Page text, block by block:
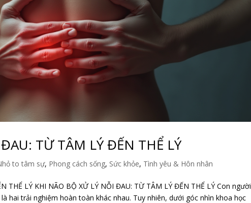
TỪ TÂM LÝ ĐẾN THỂ LÝ
to tâm sự, Phong cách sống, Sức khỏe, Tình yêu & Hôn nhân
THỂ LÝ KHI NÃO BỘ XỬ LÝ NỖI ĐAU: TỪ TÂM LÝ ĐẾN THỂ LÝ Con người
hai trải nghiệm hoàn toàn khác nhau. Tuy nhiên, dưới góc nhìn khoa học